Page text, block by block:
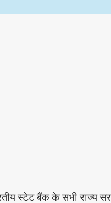
स्टेट बैंक के सभी राज्य